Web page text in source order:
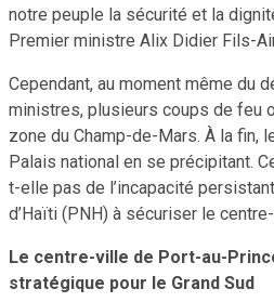
notre peuple la sécurité et la
Premier ministre Alix Didier Fils-
Cependant, au moment même du
ministres, plusieurs coups de feu
zone du Champ-de-Mars. À la fin,
Palais national en se précipitant.
t-elle pas de l’incapacité
d’Haïti (PNH) à sécuriser le
Le centre-ville de Port-au-
stratégique pour le Grand Sud